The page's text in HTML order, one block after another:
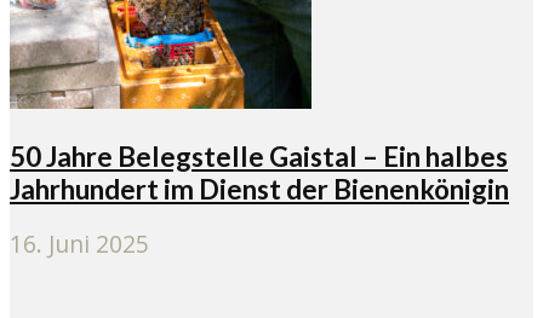
50 Jahre Belegstelle Gaistal – Ein halbes
Jahrhundert im Dienst der Bienenkönigin
16. Juni 2025